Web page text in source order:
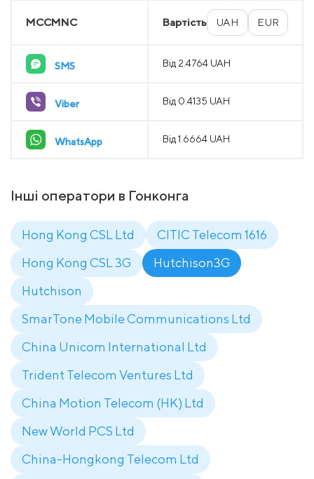
MCCMNC Вартість UAH EUR
SMS Від 2.4764 UAH
Viber Від 0.4135 UAH
WhatsApp Від 1.6664 UAH
Інші оператори в Гонконга
Hong Kong CSL Ltd
CITIC Telecom 1616
Hong Kong CSL 3G
Hutchison3G
Hutchison
SmarTone Mobile Communications Ltd
China Unicom International Ltd
Trident Telecom Ventures Ltd
China Motion Telecom (HK) Ltd
New World PCS Ltd
China-Hongkong Telecom Ltd